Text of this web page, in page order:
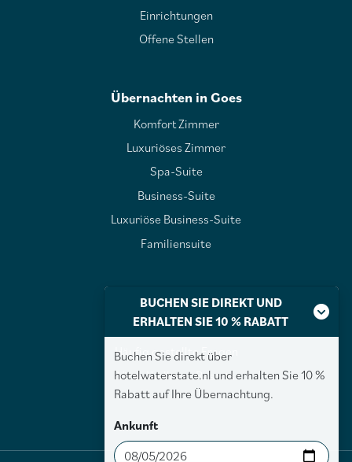
BUCHEN SIE DIREKT UND
ERHALTEN SIE 10 % RABATT
Buchen Sie direkt über
hotelwaterstate.nl und erhalten Sie 10 %
Rabatt auf Ihre Übernachtung.
Ankunft
Einrichtungen
Offene Stellen
Übernachten in Goes
Komfort Zimmer
Luxuriöses Zimmer
Spa-Suite
Business-Suite
Luxuriöse Business-Suite
Familiensuite
Über Waterstate
Über Waterstate
Häufig gestellte Fragen
Vitae Wellness Resorts